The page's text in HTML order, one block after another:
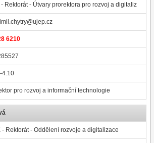
- Rektorát - Útvary prorektora pro rozvoj a digitaliz
6210
4.10
pro rozvoj a informační technologie
- Rektorát - Oddělení rozvoje a digitalizace